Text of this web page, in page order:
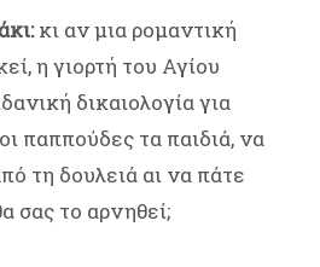
κι αν μια ρομαντική
η γιορτή του Αγίου
δικαιολογία για
παππούδες τα παιδιά, να
τη δουλειά αι να πάτε
σας το αρνηθεί;